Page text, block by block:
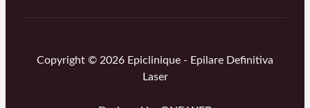
Copyright © 2026 Epiclinique - Epilare Definitiva
Laser